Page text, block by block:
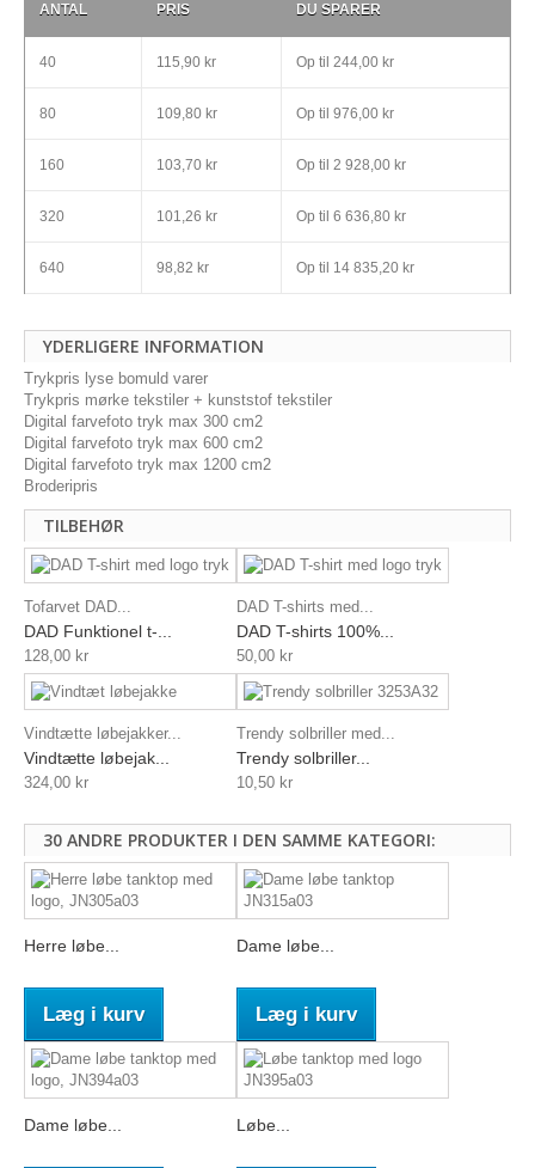
ANTAL PRIS DU SPARER
40 115,90 kr Op til 244,00 kr
80 109,80 kr Op til 976,00 kr
160 103,70 kr Op til 2 928,00 kr
320 101,26 kr Op til 6 636,80 kr
640 98,82 kr Op til 14 835,20 kr
YDERLIGERE INFORMATION
Trykpris lyse bomuld varer
Trykpris mørke tekstiler + kunststof tekstiler
Digital farvefoto tryk max 300 cm2
Digital farvefoto tryk max 600 cm2
Digital farvefoto tryk max 1200 cm2
Broderipris
TILBEHØR
Tofarvet DAD...
DAD Funktionel t-...
128,00 kr
DAD T-shirts med...
DAD T-shirts 100%...
50,00 kr
Vindtætte løbejakker...
Vindtætte løbejak...
324,00 kr
Trendy solbriller med...
Trendy solbriller...
10,50 kr
30 ANDRE PRODUKTER I DEN SAMME KATEGORI:
Herre løbe...
Læg i kurv
Dame løbe...
Læg i kurv
Dame løbe... Løbe...